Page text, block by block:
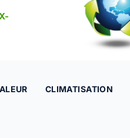
CLIMATISATION